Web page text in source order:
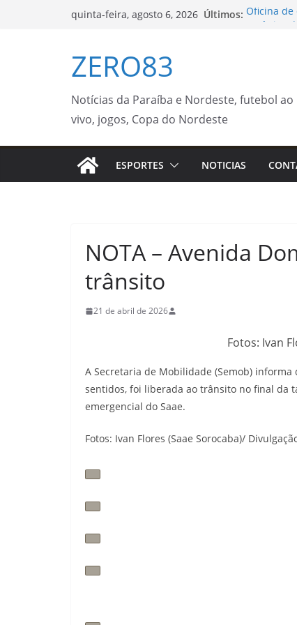
quinta-feira, agosto 6, 2026 Últimos: Oficina
ZERO83
Notícias da Paraíba e Nordeste, futebol ao
vivo, jogos, Copa do Nordeste
ESPORTES NOTICIAS
NOTA – Avenida
trânsito
21 de abril de 2026
Fotos: Ivan
A Secretaria de Mobilidade (Semob)
sentidos, foi liberada ao trânsito no final da
emergencial do Saae.
Fotos: Ivan Flores (Saae Sorocaba)/